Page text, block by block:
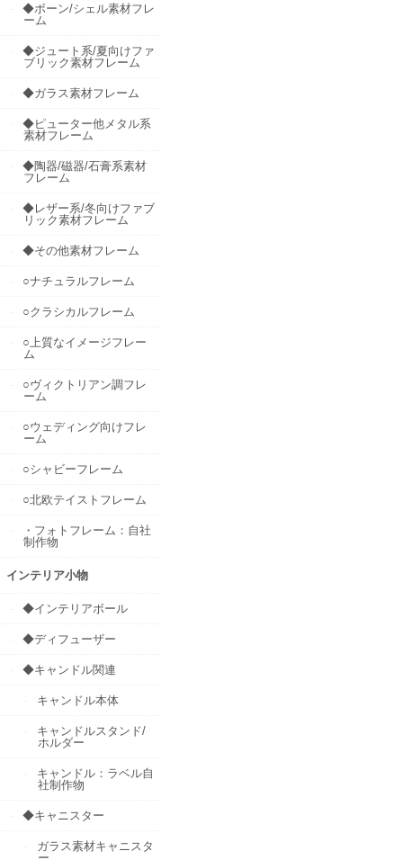
◆ボーン/シェル素材フレ
ーム
◆ジュート系/夏向けファ
ブリック素材フレーム
◆ガラス素材フレーム
◆ピューター他メタル系
素材フレーム
◆陶器/磁器/石膏系素材
フレーム
◆レザー系/冬向けファブ
リック素材フレーム
◆その他素材フレーム
○ナチュラルフレーム
○クラシカルフレーム
○上質なイメージフレー
ム
○ヴィクトリアン調フレ
ーム
○ウェディング向けフレ
ーム
○シャビーフレーム
○北欧テイストフレーム
・フォトフレーム：自社
制作物
インテリア小物
◆インテリアボール
◆ディフューザー
◆キャンドル関連
キャンドル本体
キャンドルスタンド/
ホルダー
キャンドル：ラベル自
社制作物
◆キャニスター
ガラス素材キャニスタ